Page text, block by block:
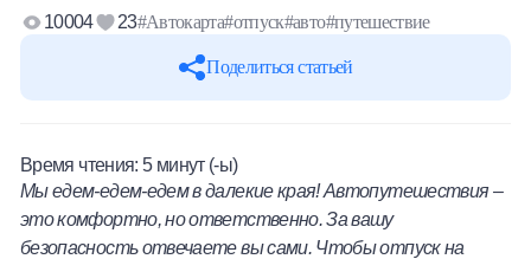
Халва
Поделиться статьей
10004 23#Автокарта#отпуск#авто#путешествие
Время чтения:5 минут (-ы)
Мы едем-едем-едем в далекие края! Автопутешествия –
это комфортно, но ответственно. За вашу
безопасность отвечаете вы сами. Чтобы отпуск на